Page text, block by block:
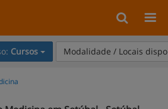
Cursos Modalidade / Locais